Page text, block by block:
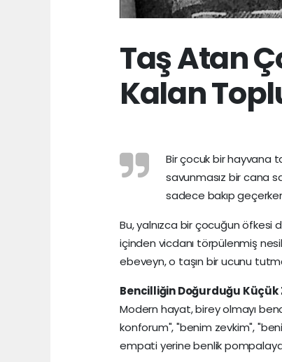
Taş Atan
Kalan
Bir çocuk bir hayvana
savunmasız bir cana
sadece bakıp
Bu, yalnızca bir çocuğun öfkesi
içinden vicdanı törpülenmiş
ebeveyn, o taşın bir ucunu
Bencilliğin Doğurduğu
Modern hayat, birey olmayı
konforum", "benim zevkim",
empati yerine benlik